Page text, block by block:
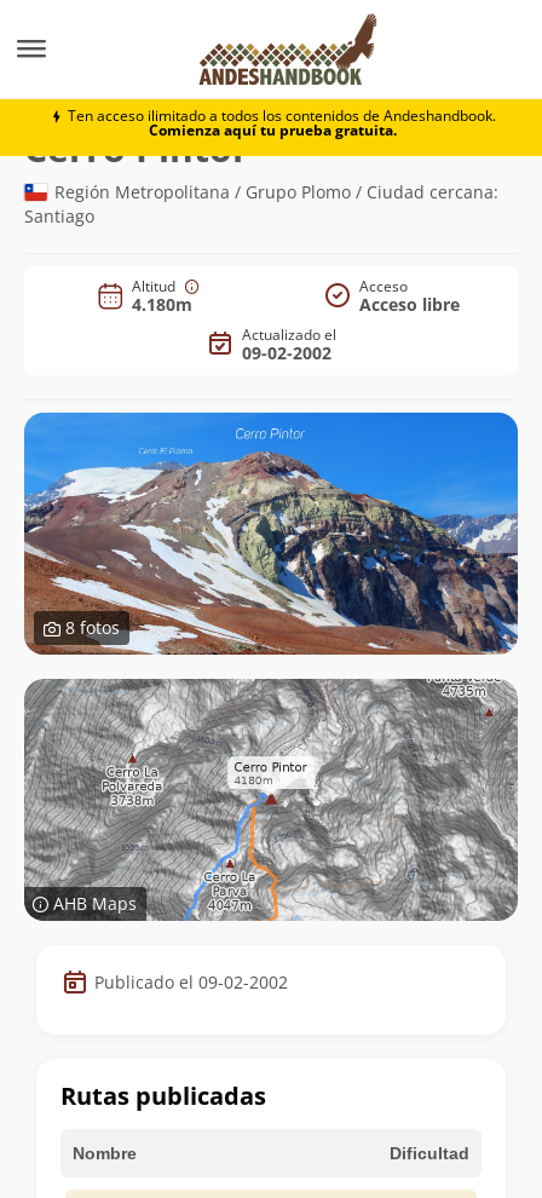
Ten acceso ilimitado a todos los contenidos de Andeshandbook.
Comienza aquí tu prueba gratuita.
Cerro Pintor
Cerro Pintor(4.180m)
Región Metropolitana / Grupo Plomo / Ciudad cercana:
Santiago
Altitud
4.180m
Acceso
Acceso libre
Actualizado el
09-02-2002
8 fotos
AHB Maps
Datos
de
cumbre
Publicado el 09-02-2002
Rutas publicadas
Nombre Dificultad